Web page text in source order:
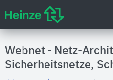
Webnet - Netz-
Sicherheitsnetze,